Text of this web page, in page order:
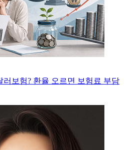
러보험? 환율 오르면 보험료 부담